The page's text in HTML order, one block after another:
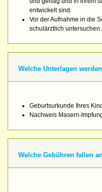
entwickelt sind.
Vor der Aufnahme in die
schulärztlich untersuchen
Welche Unterlagen
Geburtsurkunde Ihres
Nachweis Masern-
Welche Gebühren fallen